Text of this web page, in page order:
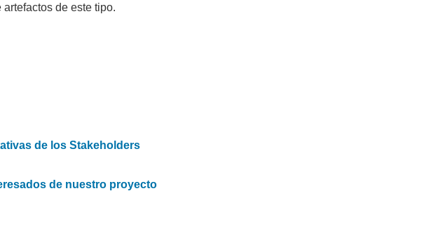
de este tipo.
de los Stakeholders
de nuestro proyecto